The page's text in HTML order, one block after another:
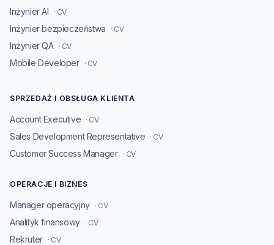
Inżynier AI · CV
Inżynier bezpieczeństwa · CV
Inżynier QA · CV
Mobile Developer · CV
SPRZEDAŻ I OBSŁUGA KLIENTA
Account Executive · CV
Sales Development Representative · CV
Customer Success Manager · CV
OPERACJE I BIZNES
Manager operacyjny · CV
Analityk finansowy · CV
Rekruter · CV